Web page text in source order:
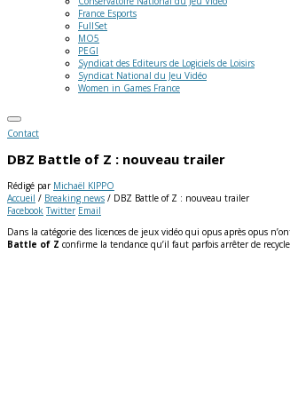
France Esports
FullSet
MO5
PEGI
Syndicat des Editeurs de Logiciels de Loisirs
Syndicat National du Jeu Vidéo
Women in Games France
Contact
DBZ Battle of Z : nouveau trailer
Rédigé par Michaël KIPPO
Accueil / Breaking news / DBZ Battle of Z : nouveau trailer
Facebook Twitter Email
Dans la catégorie des licences de jeux vidéo qui opus après opus
Battle of Z confirme la tendance qu’il faut parfois arrêter de